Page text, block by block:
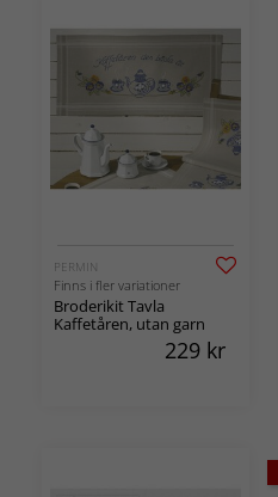
PERMIN
Finns i fler variationer
Broderikit Tavla
Kaffetåren, utan garn
229 kr